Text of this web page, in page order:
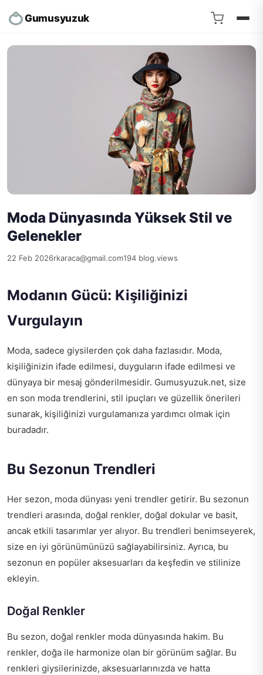
Gumusyuzuk
Moda Dünyasında Yüksek Stil ve
Gelenekler
22 Feb 2026rkaraca@gmail.com194 blog.views
Modanın Gücü: Kişiliğinizi
Vurgulayın
Moda, sadece giysilerden çok daha fazlasıdır. Moda,
kişiliğinizin ifade edilmesi, duyguların ifade edilmesi ve
dünyaya bir mesaj gönderilmesidir. Gumusyuzuk.net, size
en son moda trendlerini, stil ipuçları ve güzellik önerileri
sunarak, kişiliğinizi vurgulamanıza yardımcı olmak için
buradadır.
Bu Sezonun Trendleri
Her sezon, moda dünyası yeni trendler getirir. Bu sezonun
trendleri arasında, doğal renkler, doğal dokular ve basit,
ancak etkili tasarımlar yer alıyor. Bu trendleri benimseyerek,
size en iyi görünümünüzü sağlayabilirsiniz. Ayrıca, bu
sezonun en popüler aksesuarları da keşfedin ve stilinize
ekleyin.
Doğal Renkler
Bu sezon, doğal renkler moda dünyasında hakim. Bu
renkler, doğa ile harmonize olan bir görünüm sağlar. Bu
renkleri giysilerinizde, aksesuarlarınızda ve hatta